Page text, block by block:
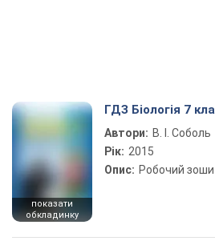
показати
обкладинку
ГДЗ Біологія 7
Автори: В. І. Соболь
Рік: 2015
Опис: Робочий